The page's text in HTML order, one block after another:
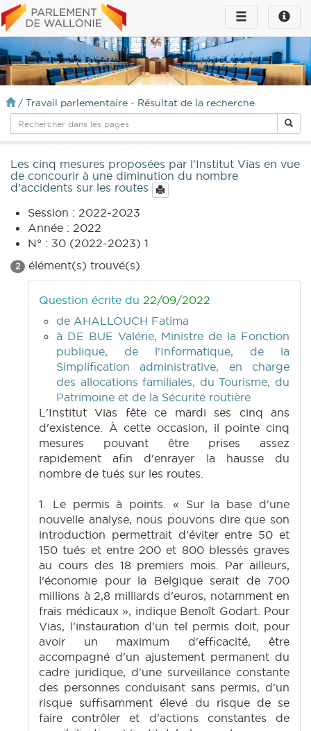
Toggle
infos
Toggle
navigation
/ Travail parlementaire - Résultat de la recherche
Les cinq mesures proposées par l'Institut Vias en vue
de concourir à une diminution du nombre
d'accidents sur les routes
Session : 2022-2023
Année : 2022
N° : 30 (2022-2023) 1
2 élément(s) trouvé(s).
Question écrite du 22/09/2022
de AHALLOUCH Fatima
à DE BUE Valérie, Ministre de la Fonction
publique, de l'Informatique, de la
Simplification administrative, en charge
des allocations familiales, du Tourisme, du
Patrimoine et de la Sécurité routière
L'Institut Vias fête ce mardi ses cinq ans
d'existence. À cette occasion, il pointe cinq
mesures pouvant être prises assez
rapidement afin d'enrayer la hausse du
nombre de tués sur les routes.
1. Le permis à points. « Sur la base d'une
nouvelle analyse, nous pouvons dire que son
introduction permettrait d'éviter entre 50 et
150 tués et entre 200 et 800 blessés graves
au cours des 18 premiers mois. Par ailleurs,
l'économie pour la Belgique serait de 700
millions à 2,8 milliards d'euros, notamment en
frais médicaux », indique Benoît Godart. Pour
Vias, l'instauration d'un tel permis doit, pour
avoir un maximum d'efficacité, être
accompagné d'un ajustement permanent du
cadre juridique, d'une surveillance constante
des personnes conduisant sans permis, d'un
risque suffisamment élevé du risque de se
faire contrôler et d'actions constantes de